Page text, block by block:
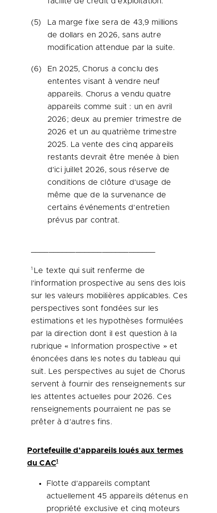
(5)
La marge fixe sera de 43,9 millions
de dollars en 2026, sans autre
modification attendue par la suite.
(6)
En 2025, Chorus a conclu des
ententes visant à vendre neuf
appareils. Chorus a vendu quatre
appareils comme suit : un en avril
2026; deux au premier trimestre de
2026 et un au quatrième trimestre
2025. La vente des cinq appareils
restants devrait être menée à bien
d’ici juillet 2026, sous réserve de
conditions de clôture d’usage de
même que de la survenance de
certains événements d’entretien
prévus par contrat.
1
Le texte qui suit renferme de
l’information prospective au sens des lois
sur les valeurs mobilières applicables. Ces
perspectives sont fondées sur les
estimations et les hypothèses formulées
par la direction dont il est question à la
rubrique « Information prospective » et
énoncées dans les notes du tableau qui
suit. Les perspectives au sujet de Chorus
servent à fournir des renseignements sur
les attentes actuelles pour 2026. Ces
renseignements pourraient ne pas se
prêter à d’autres fins.
Portefeuille d’appareils loués aux termes
du CAC1
Flotte d’appareils comptant
actuellement 45 appareils détenus en
propriété exclusive et cinq moteurs